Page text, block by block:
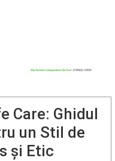
Care: Ghidul
un Stil de
și Etic